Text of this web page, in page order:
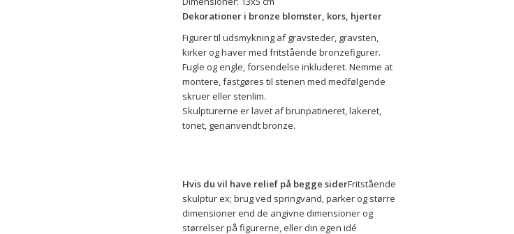
Dekorationer i bronze blomster, kors, hjerter
Figurer til udsmykning af gravsteder, gravsten,
kirker og haver med fritstående bronzefigurer.
Fugle og engle, forsendelse inkluderet. Nemme at
montere, fastgøres til stenen med medfølgende
skruer eller stenlim.
Skulpturerne er lavet af brunpatineret, lakeret,
tonet, genanvendt bronze.
Hvis du vil have relief på begge siderFritstående
skulptur ex; brug ved springvand, parker og større
dimensioner end de angivne dimensioner og
størrelser på figurerne, eller din egen idé